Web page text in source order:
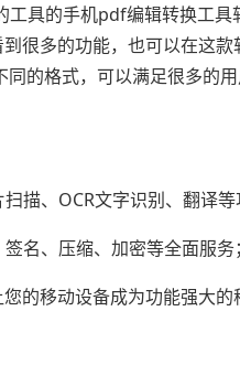
工具的手机pdf编辑转换工
很多的功能，也可以在这
的格式，可以满足很多的
描、OCR文字识别、翻译等
名、压缩、加密等全面服务；
的移动设备成为功能强大的